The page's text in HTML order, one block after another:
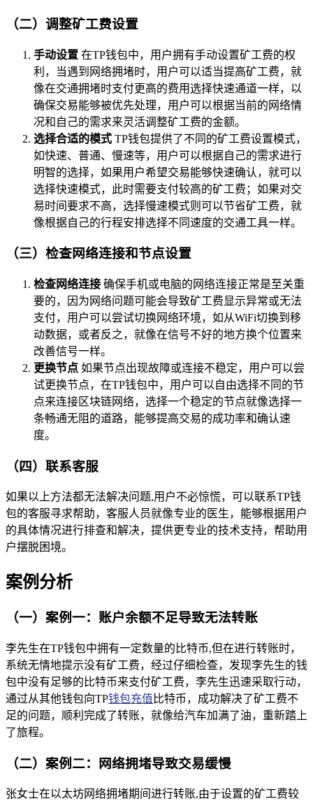
（二）调整矿工费设置
手动设置 在TP钱包中，用户拥有手动设置矿工费的权
利，当遇到网络拥堵时，用户可以适当提高矿工费，就
像在交通拥堵时支付更高的费用选择快速通道一样，以
确保交易能够被优先处理，用户可以根据当前的网络情
况和自己的需求来灵活调整矿工费的金额。
选择合适的模式 TP钱包提供了不同的矿工费设置模式，
如快速、普通、慢速等，用户可以根据自己的需求进行
明智的选择，如果用户希望交易能够快速确认，就可以
选择快速模式，此时需要支付较高的矿工费；如果对交
易时间要求不高，选择慢速模式则可以节省矿工费，就
像根据自己的行程安排选择不同速度的交通工具一样。
（三）检查网络连接和节点设置
检查网络连接 确保手机或电脑的网络连接正常是至关重
要的，因为网络问题可能会导致矿工费显示异常或无法
支付，用户可以尝试切换网络环境，如从WiFi切换到移
动数据，或者反之，就像在信号不好的地方换个位置来
改善信号一样。
更换节点 如果节点出现故障或连接不稳定，用户可以尝
试更换节点，在TP钱包中，用户可以自由选择不同的节
点来连接区块链网络，选择一个稳定的节点就像选择一
条畅通无阻的道路，能够提高交易的成功率和确认速
度。
（四）联系客服
如果以上方法都无法解决问题,用户不必惊慌，可以联系TP钱
包的客服寻求帮助，客服人员就像专业的医生，能够根据用户
的具体情况进行排查和解决，提供更专业的技术支持，帮助用
户摆脱困境。
案例分析
（一）案例一：账户余额不足导致无法转账
李先生在TP钱包中拥有一定数量的比特币,但在进行转账时，
系统无情地提示没有矿工费，经过仔细检查，发现李先生的钱
包中没有足够的比特币来支付矿工费，李先生迅速采取行动，
通过从其他钱包向TP钱包充值 比特币，成功解决了矿工费不
足的问题，顺利完成了转账，就像给汽车加满了油，重新踏上
了旅程。
（二）案例二：网络拥堵导致交易缓慢
张女士在以太坊网络拥堵期间进行转账,由于设置的矿工费较